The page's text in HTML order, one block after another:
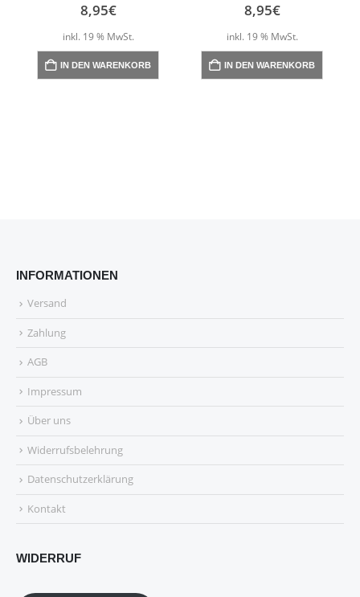
8,95€
inkl. 19 % MwSt.
IN DEN WARENKORB
8,95€
inkl. 19 % MwSt.
IN DEN WARENKORB
INFORMATIONEN
Versand
Zahlung
AGB
Impressum
Über uns
Widerrufsbelehrung
Datenschutzerklärung
Kontakt
WIDERRUF